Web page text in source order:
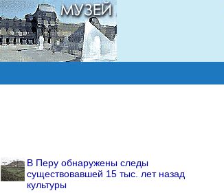
В Перу обнаружены следы
существовавшей 15 тыс. лет назад
культуры